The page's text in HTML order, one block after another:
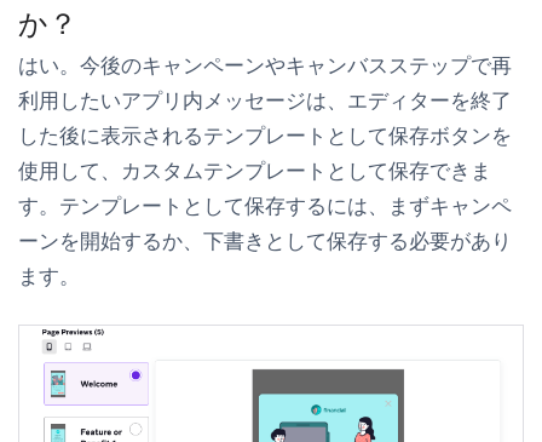
か？
はい。今後のキャンペーンやキャンバスステップで再
利用したいアプリ内メッセージは、エディターを終了
した後に表示されるテンプレートとして保存ボタンを
使用して、カスタムテンプレートとして保存できま
す。テンプレートとして保存するには、まずキャンペ
ーンを開始するか、下書きとして保存する必要があり
ます。